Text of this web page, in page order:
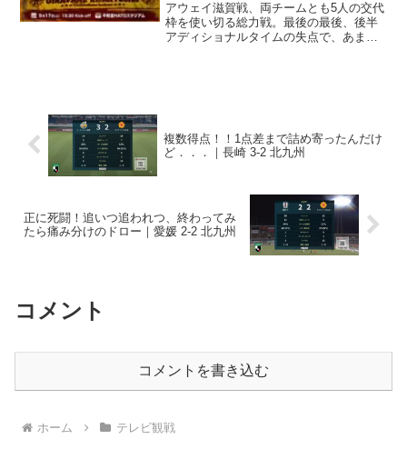
アウェイ滋賀戦、両チームとも5人の交代
枠を使い切る総力戦。最後の最後、後半
アディショナルタイムの失点で、あまり
複数得点！！1点差まで詰め寄ったんだけ
ど．．．｜長崎 3-2 北九州
正に死闘！追いつ追われつ、終わってみ
たら痛み分けのドロー｜愛媛 2-2 北九州
コメント
コメントを書き込む
ホーム テレビ観戦